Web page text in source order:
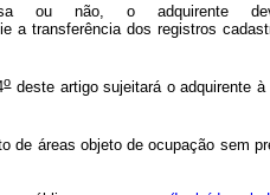
ou não, o adquirente
a transferência dos registros
odeste artigo sujeitará o
de áreas objeto de ocupação sem